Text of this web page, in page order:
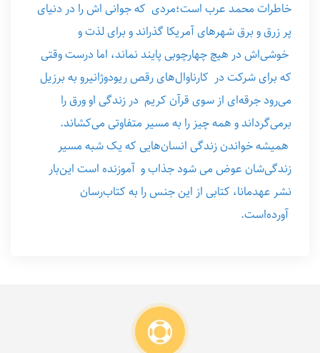
خاطرات محمد عرب است؛مردی که جوانی اش را در دنیای
پر زرق و برق شهرهای آمریکا گذراند و برای لذت و
خوشی‌اش در هیچ چهارچوبی پایند نماند، اما درست وقتی
که برای شرکت در کارناوال‌های رقص ریودوژانیرو به برزیل
می‌رود جرقه‌ای از سوی قرآن ‌کریم در زندگی او ورق را
برمی‌گرداند و همه چیز را به مسیر متفاوتی می‌کشاند.
همیشه خواندن زندگی انسان‌هایی که یک شبه مسیر
زندگی‌شان عوض می شود جذاب و آموزنده است این‌بار
نشر عهدمانا، کتابی از این جنس را به کتاب‌رسان
آورده‌است.